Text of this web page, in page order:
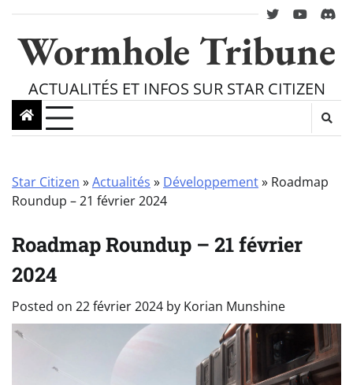
content
twitteryoutube
Wormhole Tribune
ACTUALITÉS ET INFOS SUR STAR CITIZEN
Star Citizen »Actualités » Développement» Roadmap
Roundup – 21 février 2024
Roadmap Roundup – 21 février
2024
Posted on 22 février 2024 by Korian Munshine